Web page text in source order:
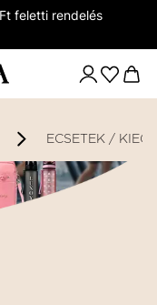
feletti rendelés
ECSETEK /